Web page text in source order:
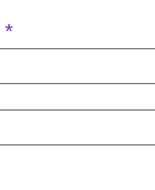
*